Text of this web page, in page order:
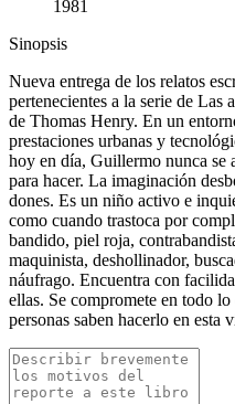
1981
Sinopsis
Nueva entrega de los relatos
pertenecientes a la serie de
de Thomas Henry. En un
prestaciones urbanas y
hoy en día, Guillermo nunca se
para hacer. La imaginación
dones. Es un niño activo e
como cuando trastoca por
bandido, piel roja,
maquinista, deshollinador,
náufrago. Encuentra con
ellas. Se compromete en todo
personas saben hacerlo en esta